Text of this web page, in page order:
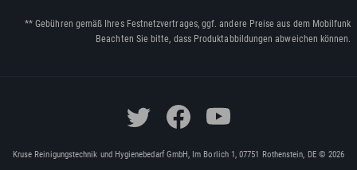
** Gebühren gemäß Ihres Festnetzvertrages, ggf. andere Preise aus dem Mobilfunk
Beachten Sie bitte, dass Produktabbildungen abweichen können.
Kruse Reinigungstechnik und Hygienebedarf GmbH, Im Borlich 1, 07751 Rothenstein, DE © 2026